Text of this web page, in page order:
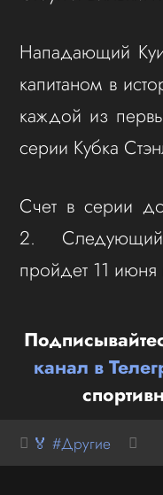
Нападающий
капитаном в
каждой из
серии Кубка
Счет в серии
2. Следующий
пройдет 11 июня
канал в
🏅 #Другие